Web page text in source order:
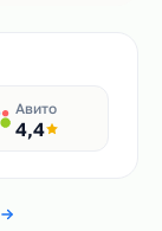
Авито
4,4